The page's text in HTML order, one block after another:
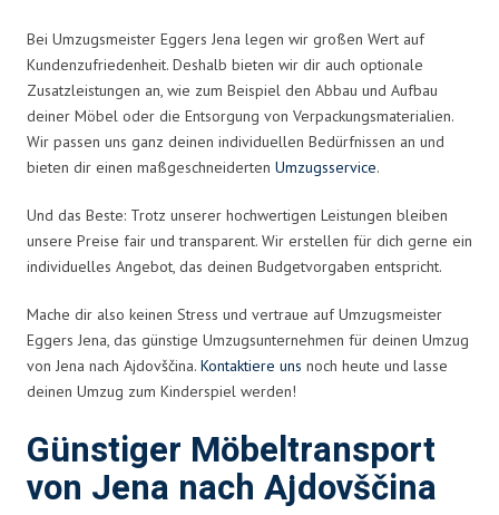
Bei Umzugsmeister Eggers Jena legen wir großen Wert auf
Kundenzufriedenheit. Deshalb bieten wir dir auch optionale
Zusatzleistungen an, wie zum Beispiel den Abbau und Aufbau
deiner Möbel oder die Entsorgung von Verpackungsmaterialien.
Wir passen uns ganz deinen individuellen Bedürfnissen an und
bieten dir einen maßgeschneiderten Umzugsservice.
Und das Beste: Trotz unserer hochwertigen Leistungen bleiben
unsere Preise fair und transparent. Wir erstellen für dich gerne ein
individuelles Angebot, das deinen Budgetvorgaben entspricht.
Mache dir also keinen Stress und vertraue auf Umzugsmeister
Eggers Jena, das günstige Umzugsunternehmen für deinen Umzug
von Jena nach Ajdovščina. Kontaktiere uns noch heute und lasse
deinen Umzug zum Kinderspiel werden!
Günstiger Möbeltransport
von Jena nach Ajdovščina